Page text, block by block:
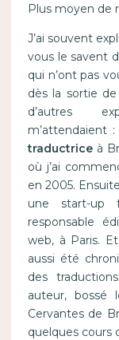
Plus moyen de
J’ai souvent
vous le savent
qui n’ont pas
dès la sortie
d’autres
m’attendaient
traductriceà
où j’ai
en 2005.
une start-up
responsable
web, à Paris.
aussi été
des
auteur, bossé
Cervantes de
quelques cours